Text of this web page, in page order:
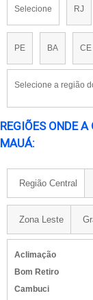
Selecione RJ
PE BA CE
Selecione a região
REGIÕES ONDE
MAUÁ:
Região Central
Zona Leste
Aclimação
Bom Retiro
Cambuci